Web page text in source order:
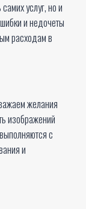
услуг, но и
и недочеты
расходам в
желания
изображений
с
и